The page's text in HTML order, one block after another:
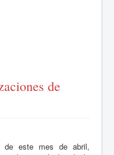
de
de este mes de abril,